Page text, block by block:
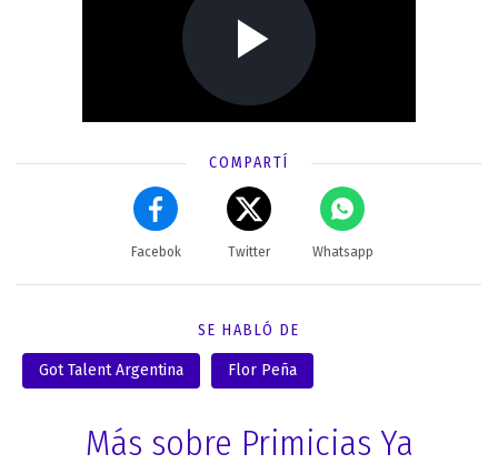
COMPARTÍ
Facebok Twitter Whatsapp
SE HABLÓ DE
Got Talent Argentina Flor Peña
Más sobre Primicias Ya